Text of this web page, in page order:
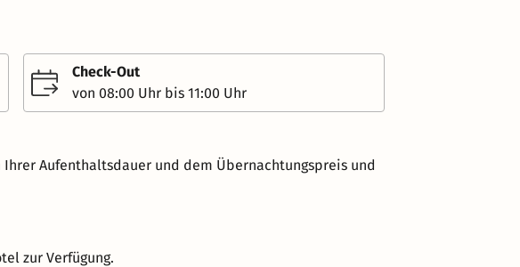
Check-Out
von 08:00 Uhr bis 11:00 Uhr
Aufenthaltsdauer und dem Übernachtungspreis und
zur Verfügung.